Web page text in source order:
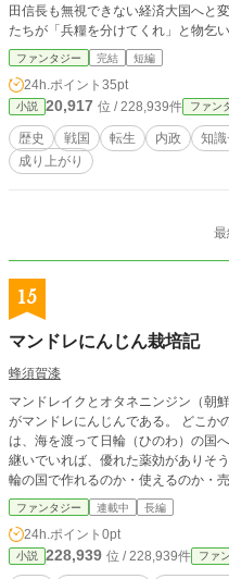
田信長も無視できない経済大国へと
たちが「兵糧を分けてくれ」と物乞
た主人公は、彼らを門前払いする。
ファンタジー 完結 短編
24h.ポイント 35pt
小説 20,917 位 / 228,939件 ファン
歴史 戦国 転生 内政 知識
成り上がり
15
マンドレにんじん栽培記
蜂須賀漆
マンドレイクとオタネニンジン（朝
がマンドレにんじんである。 どこか
は、海を渡って日輪（ひのわ）の国
継いでいれば、優れた薬効がありそ
輪の国で作れるのか・使えるのか・
３点。 この３点を、お奉行から担当
医者と組合とが、ゆるゆると、ある
ていく話・・・になる、はず。
ファンタジー 連載中 長編
24h.ポイント 0pt
小説 228,939 位 / 228,939件 ファ